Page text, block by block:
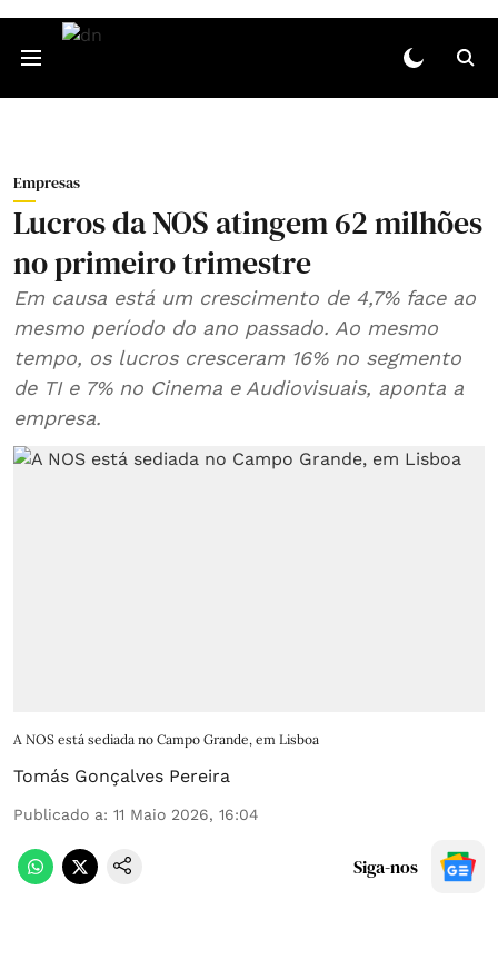
Empresas
Lucros da NOS atingem 62 milhões
no primeiro trimestre
Em causa está um crescimento de 4,7% face ao
mesmo período do ano passado. Ao mesmo
tempo, os lucros cresceram 16% no segmento
de TI e 7% no Cinema e Audiovisuais, aponta a
empresa.
A NOS está sediada no Campo Grande, em Lisboa
Tomás Gonçalves Pereira
Publicado a: 11 Maio 2026, 16:04
Siga-nos